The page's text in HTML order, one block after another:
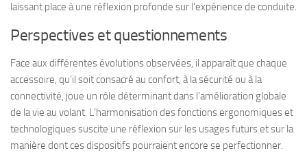
laissant place à une réflexion profonde sur l’expérience de conduite.
Perspectives et questionnements
Face aux différentes évolutions observées, il apparaît que chaque
accessoire, qu’il soit consacré au confort, à la sécurité ou à la
connectivité, joue un rôle déterminant dans l’amélioration globale
de la vie au volant. L’harmonisation des fonctions ergonomiques et
technologiques suscite une réflexion sur les usages futurs et sur la
manière dont ces dispositifs pourraient encore se perfectionner.